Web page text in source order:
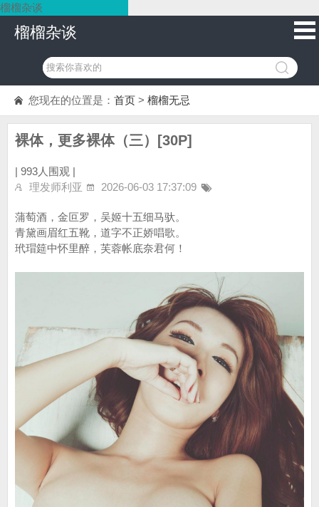
榴榴杂谈
榴榴杂谈
您现在的位置是： 首页 > 榴榴无忌
裸体，更多裸体（三）[30P]
| 993人围观 |
理发师利亚
2026-06-03 17:37:09
蒲萄酒，金叵罗，吴姬十五细马驮。
青黛画眉红五靴，道字不正娇唱歌。
玳瑁筵中怀里醉，芙蓉帐底奈君何！